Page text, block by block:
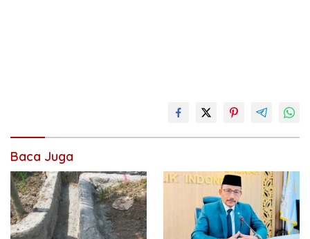
Baca Juga